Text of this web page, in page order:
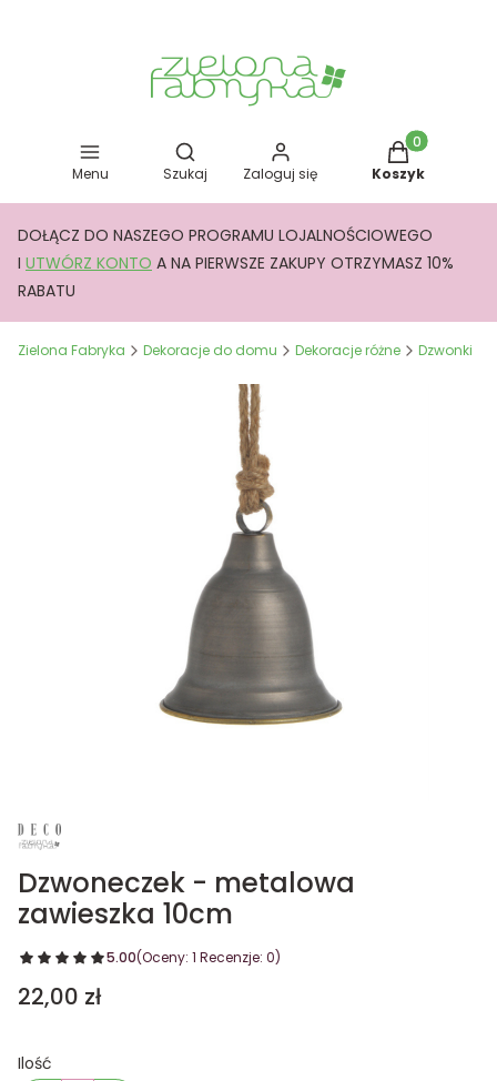
Menu
Otwórz wyszukiwarkę
Szukaj Zaloguj się
Produkty w
Koszyk
DOŁĄCZ DO NASZEGO PROGRAMU LOJALNOŚCIOWEGO
I UTWÓRZ KONTO A NA PIERWSZE ZAKUPY OTRZYMASZ 10%
RABATU
Zielona Fabryka Dekoracje do domu Dekoracje różne Dzwonki
Dzwoneczek - metalowa
zawieszka 10cm
5.00(Oceny: 1 Recenzje: 0)
Cena
22,00 zł
Ilość